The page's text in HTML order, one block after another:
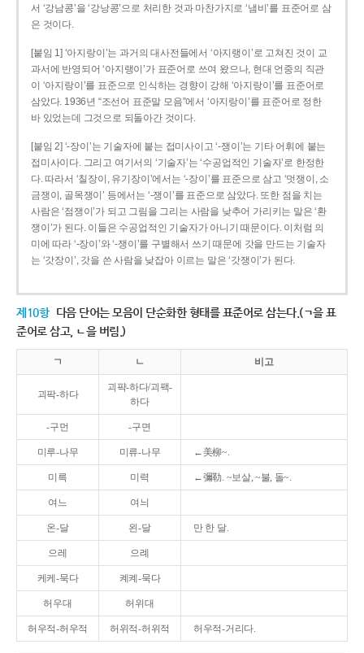
서 ‘강남콩’을 ‘강낭콩’으로 처리한 것과 마찬가지로 ‘냄비’를 표준어로 삼
은 것이다.
[붙임 1] ‘아지랑이’는 과거의 대사전들에서 ‘아지랭이’로 고쳐진 것이 교
과서에 반영되어 ‘아지랭이’가 표준어로 쓰여 왔으나, 현대 언중의 직관
이 ‘아지랑이’를 표준으로 인식하는 경향이 강해 ‘아지랑이’를 표준어로
삼았다. 1936년 “조선어 표준말 모음”에서 ‘아지랑이’를 표준어로 정한
바 있었는데 그것으로 되돌아간 것이다.
[붙임 2] ‘-장이’는 기술자에 붙는 접미사이고 ‘-쟁이’는 기타 어휘에 붙는
접미사이다. 그리고 여기서의 ‘기술자’는 ‘수공업적인 기술자’로 한정한
다. 따라서 ‘칠장이, 유기장이’에서는 ‘-장이’를 표준으로 삼고 ‘멋쟁이, 소
금쟁이, 골목쟁이’ 등에서는 ‘-쟁이’를 표준으로 삼았다. 또한 점을 치는
사람은 ‘점쟁이’가 되고 그림을 그리는 사람을 낮추어 가리키는 말은 ‘환
쟁이’가 된다. 이들은 수공업적인 기술자가 아니기 때문이다. 이처럼 의
미에 따라 ‘-장이’와 ‘-쟁이’를 구별해서 쓰기 때문에 갓을 만드는 기술자
는 ‘갓장이’, 갓을 쓴 사람을 낮잡아 이르는 말은 ‘갓쟁이’가 된다.
제10항 다음 단어는 모음이 단순화한 형태를 표준어로 삼는다.(ㄱ을 표
준어로 삼고, ㄴ을 버림.)
ㄱ ㄴ 비고
괴팍-하다
괴퍅-하다/괴팩-
하다
-구먼 -구면
미루-나무 미류-나무 ←美柳~.
미륵 미력 ←彌勒. ~보살, ~불, 돌~.
여느 여늬
온-달 왼-달 만 한 달.
으레 으례
케케-묵다 켸켸-묵다
허우대 허위대
허우적-허우적 허위적-허위적 허우적-거리다.